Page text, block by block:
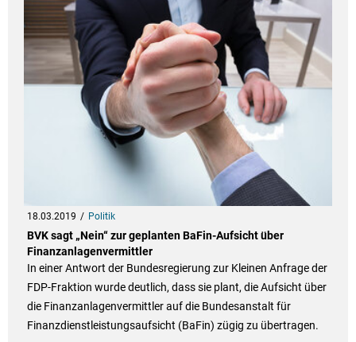
18.03.2019 Politik
BVK sagt „Nein“ zur geplanten BaFin-Aufsicht über
Finanzanlagenvermittler
In einer Antwort der Bundesregierung zur Kleinen Anfrage der
FDP-Fraktion wurde deutlich, dass sie plant, die Aufsicht über
die Finanzanlagenvermittler auf die Bundesanstalt für
Finanzdienstleistungsaufsicht (BaFin) zügig zu übertragen.